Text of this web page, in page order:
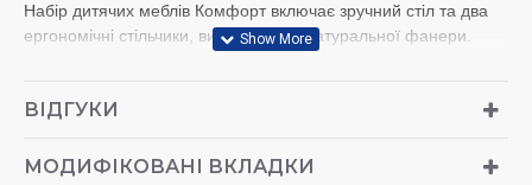
Набір дитячих меблів Комфорт включає зручний стіл та два
ергономічні стільчики, виготовлені з натуральної фанери.
забезпечує стійкість і довговічність. Завдяки легким ручкам-
переставляти в будь-яке місце кімнати. Ідеально підходить
ВІДГУКИ
МОДИФІКОВАНІ ВКЛАДКИ